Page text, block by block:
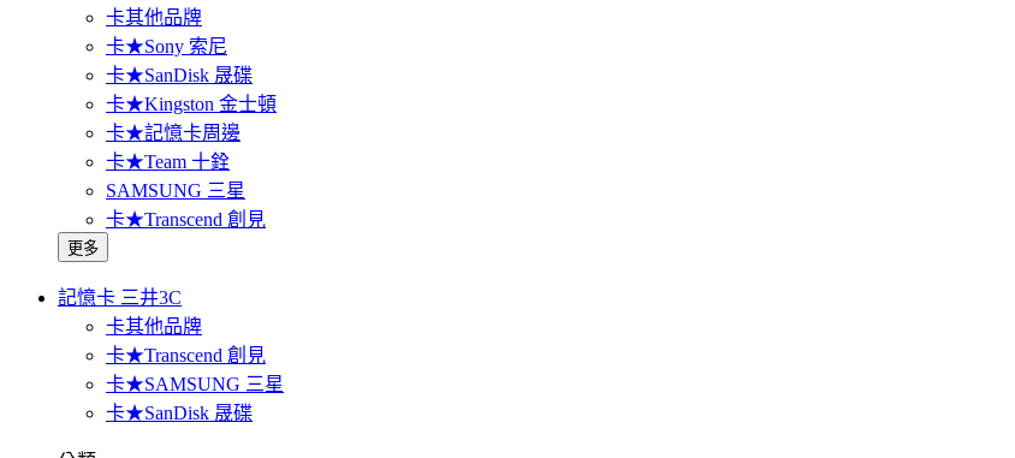
卡其他品牌
卡★Sony 索尼
卡★SanDisk 晟碟
卡★Kingston 金士頓
卡★記憶卡周邊
卡★Team 十銓
SAMSUNG 三星
卡★Transcend 創見
更多
記憶卡 三井3C
卡其他品牌
卡★Transcend 創見
卡★SAMSUNG 三星
卡★SanDisk 晟碟